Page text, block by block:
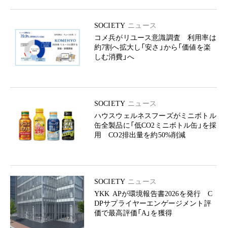
SOCIETY ニュース
コメ兵がリユース意識調査 利用率は
約7割へ拡大し「安さ」から「価値を楽
しむ消費」へ
SOCIETY ニュース
ハウスウェルネスフーズがミニボトル
缶全製品に「低CO2ミニボトル缶」を採
用 CO2排出量を約50%削減
SOCIETY ニュース
YKK APが環境報告書2026を発行 C
DPサプライヤーエンゲージメント評
価で最高評価「A」を獲得